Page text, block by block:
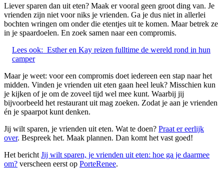
Liever sparen dan uit eten? Maak er vooral geen groot ding van. Je
vrienden zijn niet voor niks je vrienden. Ga je dus niet in allerlei
bochten wringen om onder die etentjes uit te komen. Maar betrek ze
in je spaardoelen. En zoek samen naar een compromis.
Lees ook: Esther en Kay reizen fulltime de wereld rond in hun
camper
Maar je weet: voor een compromis doet iedereen een stap naar het
midden. Vinden je vrienden uit eten gaan heel leuk? Misschien kun
je kijken of je om de zoveel tijd wel mee kunt. Waarbij jij
bijvoorbeeld het restaurant uit mag zoeken. Zodat je aan je vrienden
én je spaarpot kunt denken.
Jij wilt sparen, je vrienden uit eten. Wat te doen? Praat er eerlijk
over. Bespreek het. Maak plannen. Dan komt het vast goed!
Het bericht Jij wilt sparen, je vrienden uit eten: hoe ga je daarmee
om? verscheen eerst op PorteRenee.